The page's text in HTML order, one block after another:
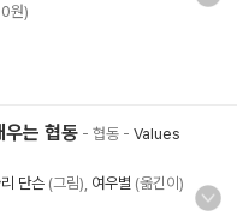
원)
우는 협동 - 협동 - Values
단슨 (그림), 여우별 (옮긴이)